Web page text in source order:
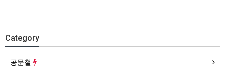
Category
공문철